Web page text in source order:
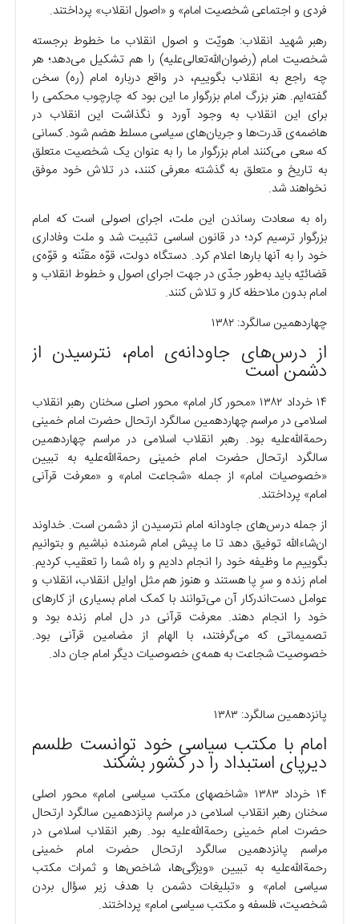
فردی و اجتماعی شخصیت امام» و «اصول انقلاب» پرداختند.
رهبر شهید انقلاب: هویّت و اصول انقلاب ما خطوط برجسته
شخصیت امام (رضوان‌الله‌تعالی‌علیه) را هم تشکیل می‌دهد؛ هر
چه راجع به انقلاب بگوییم، در واقع درباره امام (ره) سخن
گفته‌ایم. هنر بزرگ امام بزرگوار ما این بود که چارچوب محکمی را
برای این انقلاب به وجود آورد و نگذاشت این انقلاب در
هاضمه‌ی قدرت‌ها و جریان‌های سیاسی مسلط هضم شود. کسانی
که سعی می‌کنند امام بزرگوار ما را به عنوان یک شخصیت متعلق
به تاریخ و متعلق به گذشته معرفی کنند، در تلاش خود موفق
نخواهند شد.
راه به سعادت رساندن این ملت، اجرای اصولی است که امام
بزرگوار ترسیم کرد؛ در قانون اساسی تثبیت شد و ملت وفاداری
خود را به آنها بار‌ها اعلام کرد. دستگاه دولت، قوّه مقنّنه و قوّه‌ی
قضائیّه باید به‌طور جدّی در جهت اجرای اصول و خطوط انقلاب و
امام بدون ملاحظه کار و تلاش کنند.
چهاردهمین سالگرد: ۱۳۸۲
از درس‌های جاودانه‌ی امام، نترسیدن از
دشمن است
۱۴ خرداد ۱۳۸۲ «محور کار امام» محور اصلی سخنان رهبر انقلاب
اسلامی در مراسم چهاردهمین سالگرد ارتحال حضرت امام خمینی
رحمةالله‌علیه بود. رهبر انقلاب اسلامی در مراسم چهاردهمین
سالگرد ارتحال حضرت امام خمینی رحمةالله‌علیه به تبیین
«خصوصیات امام» از جمله «شجاعت امام» و «معرفت قرآنی
امام» پرداختند.
از جمله درس‌های جاودانه امام نترسیدن از دشمن است. خداوند
ان‌شاءالله توفیق دهد تا ما پیش امام شرمنده نباشیم و بتوانیم
بگوییم ما وظیفه خود را انجام دادیم و راه شما را تعقیب کردیم.
امام زنده و سرِ پا هستند و هنوز هم مثل اوایل انقلاب، انقلاب و
عوامل دست‌اندرکار آن می‌توانند با کمک امام بسیاری از کار‌های
خود را انجام دهند. معرفت قرآنی در دل امام زنده بود و
تصمیماتی که می‌گرفتند، با الهام از مضامین قرآنی بود.
خصوصیت شجاعت به همه‌ی خصوصیات دیگر امام جان داد.
پانزدهمین سالگرد: ۱۳۸۳
امام با مکتب سیاسی خود توانست طلسم
دیرپای استبداد را در کشور بشکند
۱۴ خرداد ۱۳۸۳ «شاخصهای مکتب سیاسی امام» محور اصلی
سخنان رهبر انقلاب اسلامی در مراسم پانزدهمین سالگرد ارتحال
حضرت امام خمینی رحمةالله‌علیه بود. رهبر انقلاب اسلامی در
مراسم پانزدهمین سالگرد ارتحال حضرت امام خمینی
رحمةالله‌علیه به تبیین «ویژگی‌ها، شاخص‌ها و ثمرات مکتب
سیاسی امام» و «تبلیغات دشمن با هدف زیر سؤال بردن
شخصیت، فلسفه و مکتب سیاسی امام» پرداختند.